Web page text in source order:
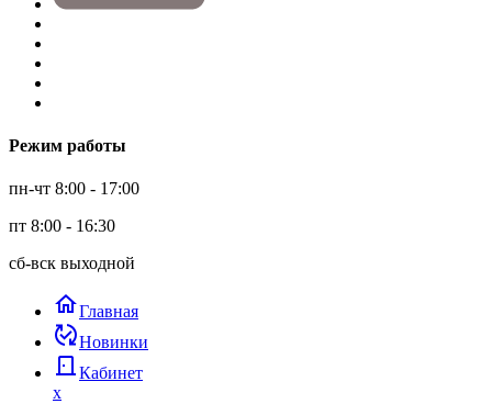
Режим работы
пн-чт 8:00 - 17:00
пт 8:00 - 16:30
сб-вск выходной
homeГлавная
published_with_changesНовинки
door_back Кабинет
x